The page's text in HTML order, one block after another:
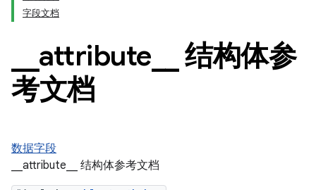
字段文档
attribute
结构体参
考文档
数据字段
__attribute__ 结构体参考文档